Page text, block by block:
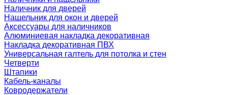
Наличник для дверей
Нащельник для окон и дверей
Аксессуары для наличников
Алюминиевая накладка декоративная
Накладка декоративная ПВХ
Универсальная галтель для потолка и стен
Четверти
Штапики
Кабель-каналы
Ковродержатели